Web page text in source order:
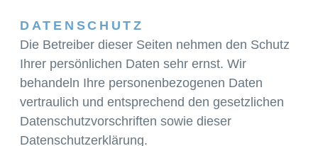
DATENSCHUTZ
Die Betreiber dieser Seiten nehmen den Schutz
Ihrer persönlichen Daten sehr ernst. Wir
behandeln Ihre personenbezogenen Daten
vertraulich und entsprechend den gesetzlichen
Datenschutzvorschriften sowie dieser
Datenschutzerklärung.